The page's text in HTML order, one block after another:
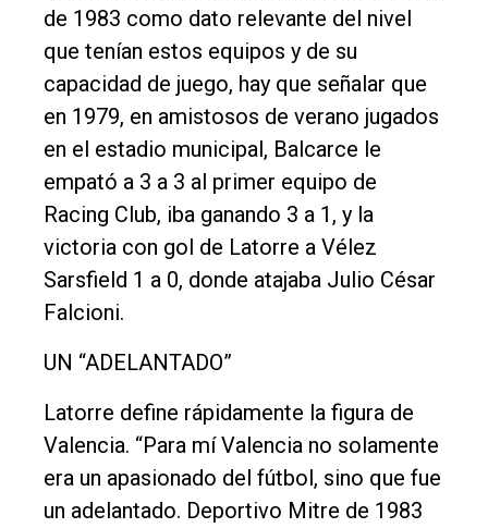
de 1983 como dato relevante del nivel
que tenían estos equipos y de su
capacidad de juego, hay que señalar que
en 1979, en amistosos de verano jugados
en el estadio municipal, Balcarce le
empató a 3 a 3 al primer equipo de
Racing Club, iba ganando 3 a 1, y la
victoria con gol de Latorre a Vélez
Sarsfield 1 a 0, donde atajaba Julio César
Falcioni.
UN “ADELANTADO”
Latorre define rápidamente la figura de
Valencia. “Para mí Valencia no solamente
era un apasionado del fútbol, sino que fue
un adelantado. Deportivo Mitre de 1983